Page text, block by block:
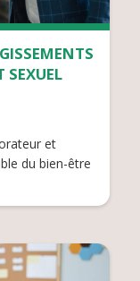
SEXUEL
et
du bien-être